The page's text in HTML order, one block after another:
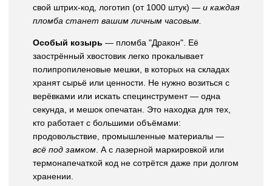
свой штрих-код, логотип (от 1000 штук) — и каждая
пломба станет вашим личным часовым.
Особый козырь — пломба "Дракон". Её
заострённый хвостовик легко прокалывает
полипропиленовые мешки, в которых на складах
хранят сырьё или ценности. Не нужно возиться с
верёвками или искать специнструмент — одна
секунда, и мешок опечатан. Это находка для тех,
кто работает с большими объёмами:
продовольствие, промышленные материалы —
всё под замком. А с лазерной маркировкой или
термонапечаткой код не сотрётся даже при долгом
хранении.